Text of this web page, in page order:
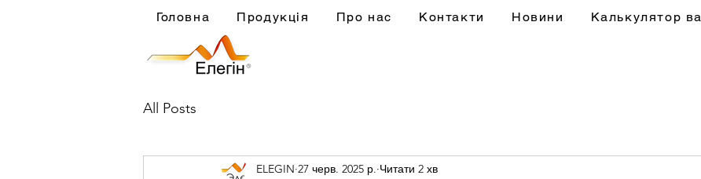
Головна Продукція Про нас Контакти Новини Калькулятор
All Posts
ELEGIN 27 черв. 2025 р. Читати 2 хв